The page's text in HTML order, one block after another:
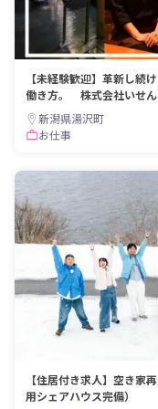
【未経験歓迎】革新し続
働き方。 株式会社いせん
新潟県湯沢町
お仕事
【住居付き求人】空き家
用シェアハウス完備）